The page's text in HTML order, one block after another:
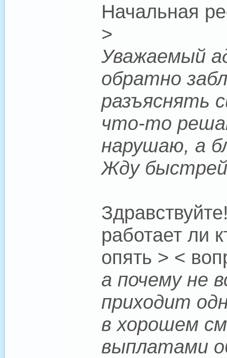
Начальная
>
Уважаемый
обратно
разъяснять
что-то
нарушаю, а
Жду
работает ли
опять > <
а почему не
приходит
в хорошем
выплатами